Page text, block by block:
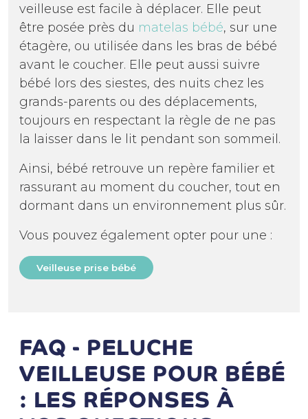
veilleuse est facile à déplacer. Elle peut
être posée près du matelas bébé, sur une
étagère, ou utilisée dans les bras de bébé
avant le coucher. Elle peut aussi suivre
bébé lors des siestes, des nuits chez les
grands-parents ou des déplacements,
toujours en respectant la règle de ne pas
la laisser dans le lit pendant son sommeil.
Ainsi, bébé retrouve un repère familier et
rassurant au moment du coucher, tout en
dormant dans un environnement plus sûr.
Vous pouvez également opter pour une :
Veilleuse prise bébé
FAQ - PELUCHE
VEILLEUSE POUR BÉBÉ
: LES RÉPONSES À